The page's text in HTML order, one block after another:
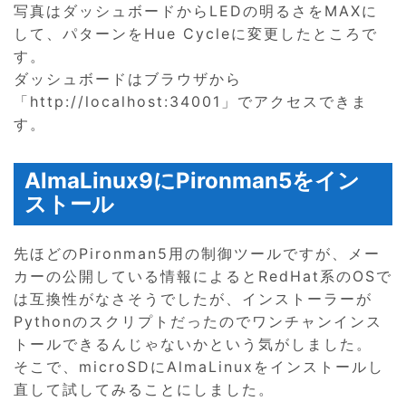
写真はダッシュボードからLEDの明るさをMAXに
して、パターンをHue Cycleに変更したところで
す。
ダッシュボードはブラウザから
「http://localhost:34001」でアクセスできま
す。
AlmaLinux9にPironman5をイン
ストール
先ほどのPironman5用の制御ツールですが、メー
カーの公開している情報によるとRedHat系のOSで
は互換性がなさそうでしたが、インストーラーが
Pythonのスクリプトだったのでワンチャンインス
トールできるんじゃないかという気がしました。
そこで、microSDにAlmaLinuxをインストールし
直して試してみることにしました。